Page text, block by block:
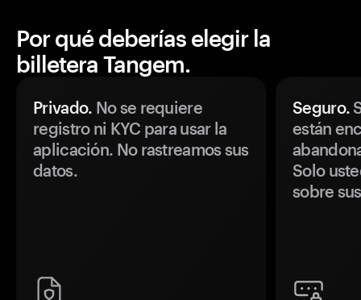
Por qué deberías elegir la
billetera Tangem.
Privado. No se requiere
registro ni KYC para usar la
aplicación. No rastreamos sus
datos.
Seguro.
están
Solo
sobre